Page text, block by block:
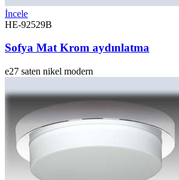
İncele
HE-92529B
Sofya Mat Krom aydınlatma
e27 saten nikel modern